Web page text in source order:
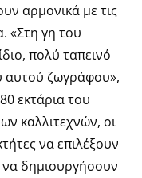
αρμονικά με τις
«Στη γη του
πολύ ταπεινό
αυτού ζωγράφου»,
εκτάρια του
καλλιτεχνών, οι
να επιλέξουν
να δημιουργήσουν